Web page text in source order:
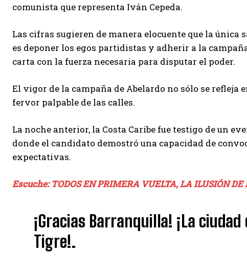
comunista que representa Iván Cepeda.
Las cifras sugieren de manera elocuente que la
es deponer los egos partidistas y adherir a la
carta con la fuerza necesaria para disputar el poder.
El vigor de la campaña de Abelardo no sólo se refleja
fervor palpable de las calles.
La noche anterior, la Costa Caribe fue testigo de un
donde el candidato demostró una capacidad de
expectativas.
Escuche: TODOS EN PRIMERA VUELTA, LA ILUSIÓN DE
¡Gracias Barranquilla! ¡La
Tigre!.